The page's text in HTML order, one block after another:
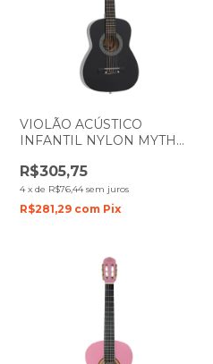
VIOLÃO ACÚSTICO
INFANTIL NYLON MYTH
PRETO 1098
R$305,75
4 x de R$76,44 sem juros
R$281,29 com Pix